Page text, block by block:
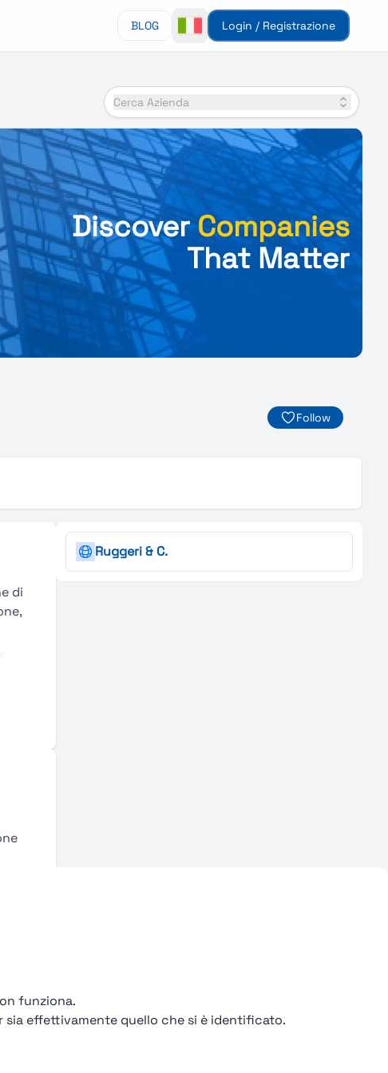
funziona.
sia effettivamente quello che si è identificato.
BLOG Login / Registrazione
Cerca Azienda
DiscoverCompanies
That Matter
Follow
di
Ruggeri & C.